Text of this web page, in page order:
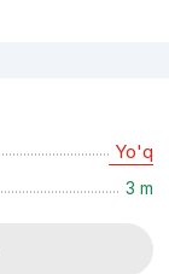
Yo'q
3 m